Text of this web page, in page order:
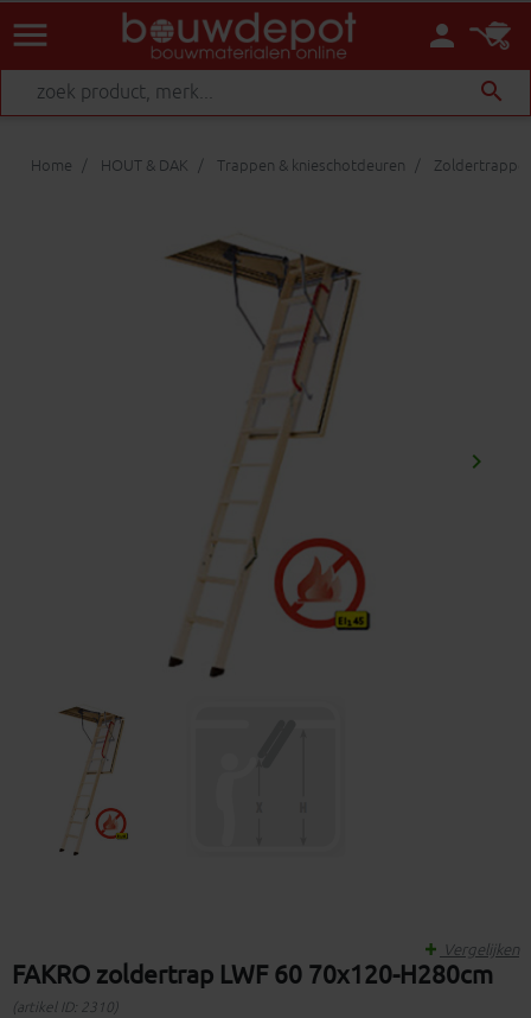
person
menu
search
Home HOUT & DAK Trappen & knieschotdeuren
keyboard_arrow_right
FAKRO zoldertrap LWF 60 70x120-H280cm
(artikel ID: 2310)
Vergelijken